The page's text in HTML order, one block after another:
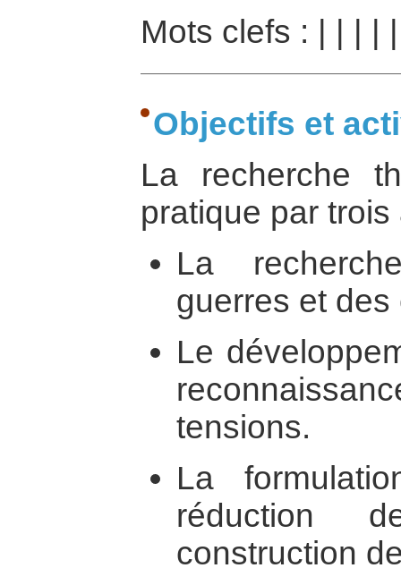
Mots clefs :
Objectifs et
La recherche
pratique par
La
guerres et
Le
tensions.
La
réduction
construction